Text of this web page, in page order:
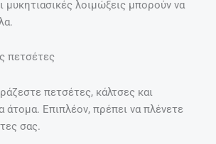
μυκητιασικές λοιμώξεις μπορούν να
πετσέτες
πετσέτες, κάλτσες και
άτομα. Επιπλέον, πρέπει να πλένετε
σας.